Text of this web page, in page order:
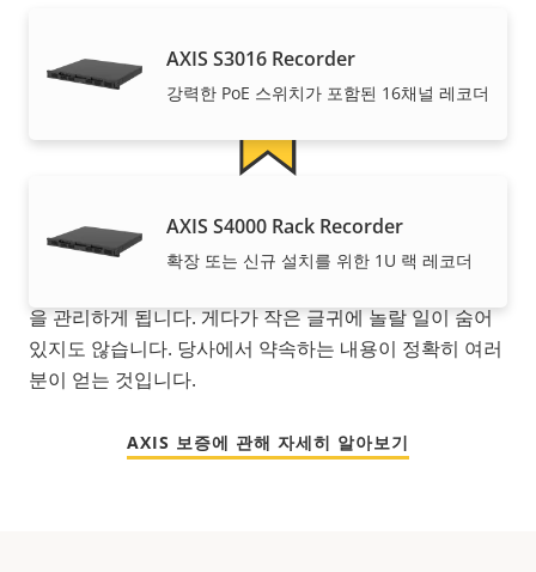
AXIS S3016 Recorder
강력한 PoE 스위치가 포함된 16채널 레코더
AXIS S4000 Rack Recorder
확장 또는 신규 설치를 위한 1U 랙 레코더
안심할 수 있는 5년 보증
을 관리하게 됩니다. 게다가 작은 글귀에 놀랄 일이 숨어
있지도 않습니다. 당사에서 약속하는 내용이 정확히 여러
분이 얻는 것입니다.
AXIS 보증에 관해 자세히 알아보기